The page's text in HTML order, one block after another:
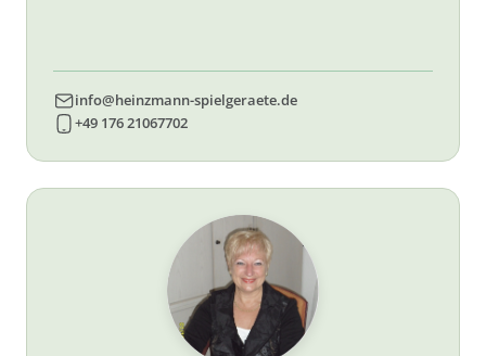
info@heinzmann-spielgeraete.de
+49 176 21067702